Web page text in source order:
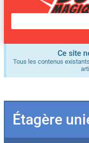
Ce site
Tous les contenus
Étagère